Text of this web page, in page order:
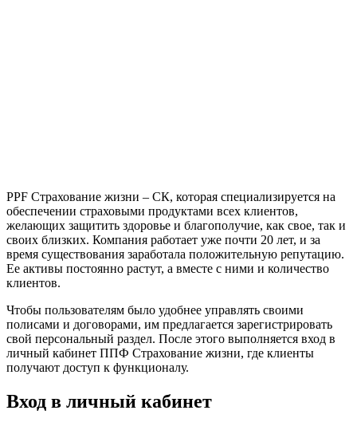
PPF Страхование жизни – СК, которая специализируется на
обеспечении страховыми продуктами всех клиентов,
желающих защитить здоровье и благополучие, как свое, так и
своих близких. Компания работает уже почти 20 лет, и за
время существования заработала положительную репутацию.
Ее активы постоянно растут, а вместе с ними и количество
клиентов.
Чтобы пользователям было удобнее управлять своими
полисами и договорами, им предлагается зарегистрировать
свой персональный раздел. После этого выполняется вход в
личный кабинет ППФ Страхование жизни, где клиенты
получают доступ к функционалу.
Вход в личный кабинет